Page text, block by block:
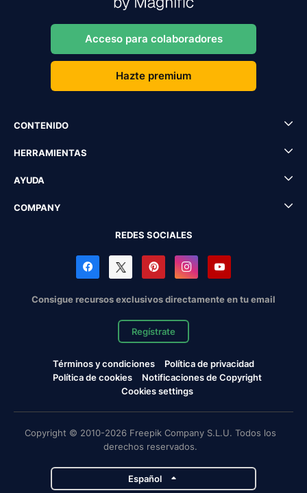
Acceso para colaboradores
Hazte premium
CONTENIDO
HERRAMIENTAS
AYUDA
COMPANY
REDES SOCIALES
Consigue recursos exclusivos directamente en tu email
Regístrate
Términos y condiciones
Política de privacidad
Política de cookies
Notificaciones de Copyright
Cookies settings
Copyright © 2010-2026 Freepik Company S.L.U. Todos los
derechos reservados.
Español